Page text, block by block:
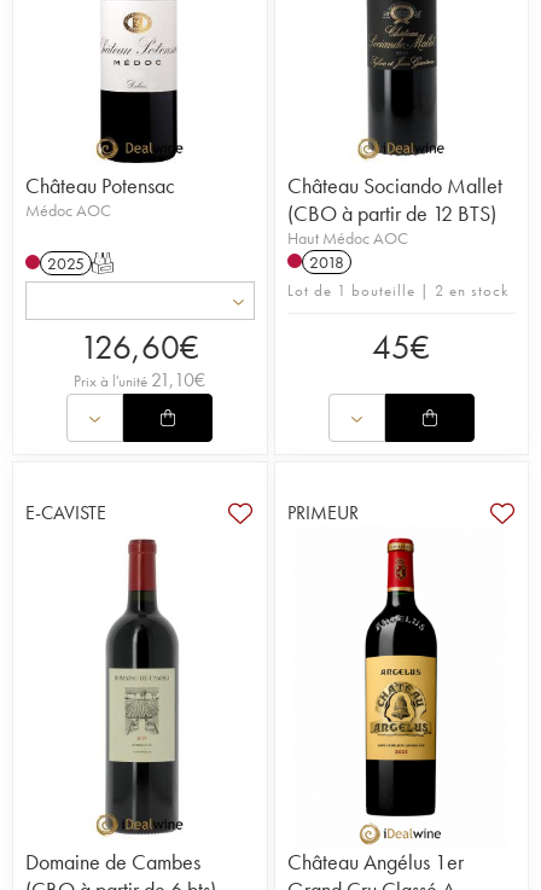
Château Potensac
Médoc AOC
2025 T
126,60€
Prix à l'unité 21,10€
Château Sociando Mallet
(CBO à partir de 12 BTS)
Haut Médoc AOC
2018
Lot de 1 bouteille | 2 en stock
45€
E-CAVISTE
Domaine de Cambes
PRIMEUR
Château Angélus 1er